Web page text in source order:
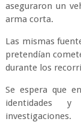
aseguraron un
arma corta.
Las mismas
pretendían
durante los
Se espera que
identidades y
investigaciones.